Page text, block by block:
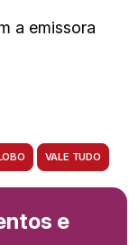
a emissora
VALE TUDO
e